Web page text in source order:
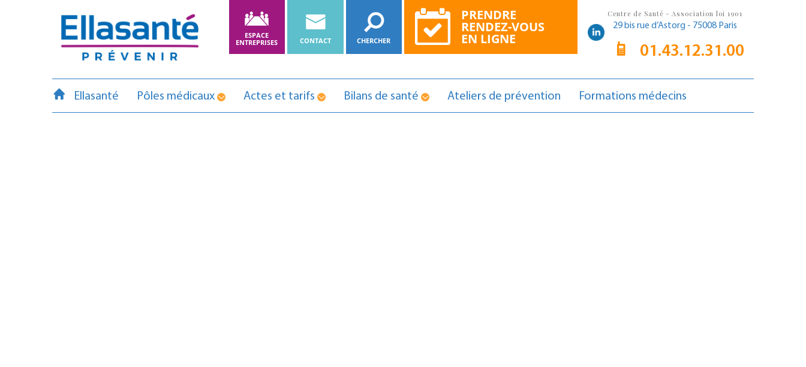
ESPACE
ENTREPRISES
CONTACT CHERCHER
PRENDRE
RENDEZ-VOUS
EN LIGNE
Centre de Santé - Association loi 1901
29 bis rue d’Astorg - 75008 Paris
01.43.12.31.00
Ellasanté Pôles médicaux Actes et tarifs Bilans de santé Ateliers de prévention Formations médecins